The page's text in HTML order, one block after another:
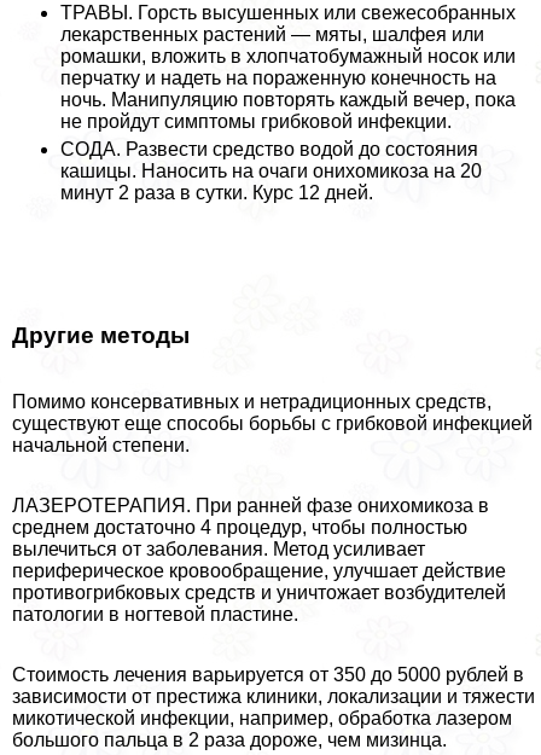
ТРАВЫ. Горсть высушенных или свежесобранных
лекарственных растений — мяты, шалфея или
ромашки, вложить в хлопчатобумажный носок или
перчатку и надеть на пораженную конечность на
ночь. Манипуляцию повторять каждый вечер, пока
не пройдут симптомы грибковой инфекции.
СОДА. Развести средство водой до состояния
кашицы. Наносить на очаги онихомикоза на 20
минут 2 раза в сутки. Курс 12 дней.
Другие методы
Помимо консервативных и нетрадиционных средств,
существуют еще способы борьбы с грибковой инфекцией
начальной степени.
ЛАЗЕРОТЕРАПИЯ. При ранней фазе онихомикоза в
среднем достаточно 4 процедур, чтобы полностью
вылечиться от заболевания. Метод усиливает
периферическое кровообращение, улучшает действие
противогрибковых средств и уничтожает возбудителей
патологии в ногтевой пластине.
Стоимость лечения варьируется от 350 до 5000 рублей в
зависимости от престижа клиники, локализации и тяжести
микотической инфекции, например, обработка лазером
большого пальца в 2 раза дороже, чем мизинца.